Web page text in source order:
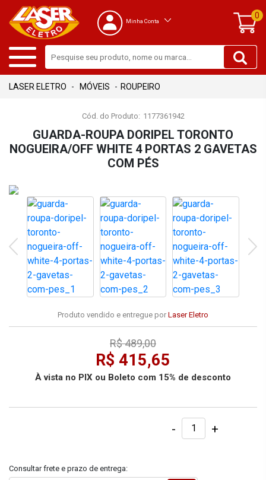
Minha Conta
0
MÓVEIS ROUPEIRO
Cód. do Produto: 1177361942
GUARDA-ROUPA DORIPEL TORONTO
NOGUEIRA/OFF WHITE 4 PORTAS 2 GAVETAS
COM PÉS
Produto vendido e entregue por Laser Eletro
R$ 415,65
À vista no PIX ou Boleto com 15% de desconto
R$ 489,00
- +
Consultar frete e prazo de entrega: